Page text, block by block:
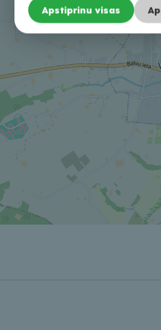
Apstiprinu visas